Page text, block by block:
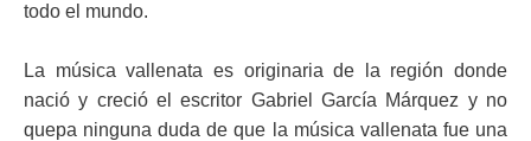
todo el mundo.
La música vallenata es originaria de la región donde
nació y creció el escritor Gabriel García Márquez y no
quepa ninguna duda de que la música vallenata fue una